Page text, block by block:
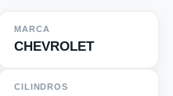
MARCA
CHEVROLET
CILINDROS